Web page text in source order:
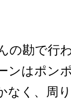
の勘で行
ンはポン
なく、周